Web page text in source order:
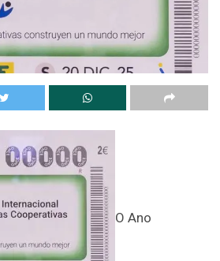
O Ano